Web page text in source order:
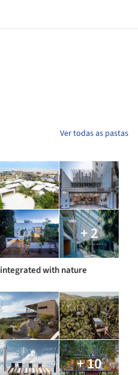
Ver todas as pastas
+ 2
integrated with nature
+ 10